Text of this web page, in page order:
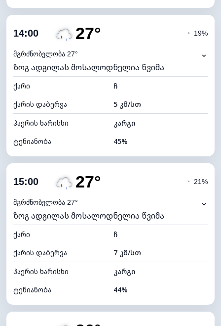
ღრუბლიანობა
ნამის წერტილი
ხილვადობა
10 კმ
განათების ინდექსი 4 (მკრთალი)
ღრუბლის სიმაღლე 5600 მ
14:00 27°
მგრძნობელობა 27°
◔ 19%
⌄
ზოგ ადგილას მოსალოდნელია წვიმა
ქარი
ჩ
ქარის დაბერვა
5 კმ/სთ
ჰაერის ხარისხი
კარგი
ტენიანობა
45%
ღრუბლიანობა
ნამის წერტილი
ხილვადობა
9 კმ
განათების ინდექსი 4 (მკრთალი)
ღრუბლის სიმაღლე 6240 მ
15:00 27°
მგრძნობელობა 27°
◔ 21%
⌄
ზოგ ადგილას მოსალოდნელია წვიმა
ქარი
ჩ
ქარის დაბერვა
7 კმ/სთ
ჰაერის ხარისხი
კარგი
ტენიანობა
44%